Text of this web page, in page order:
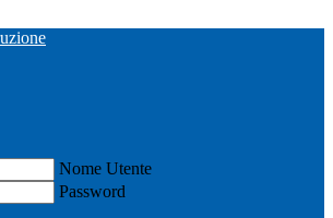
Nome Utente
Password